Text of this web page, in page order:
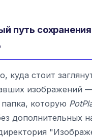
путь
куда стоит
изображений
которую
дополнительных